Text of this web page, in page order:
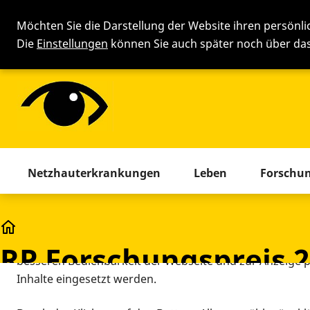
Möchten Sie die Darstellung der Website ihren
Die Einstellungen können Sie auch später noch über
Menü mit allen Seiten.
Netzhauterkrankungen Leben
RP Forschungspreis
Cookie-
besseren Bedienbarkeit der Webseite und zur Anzeige
Inhalte eingesetzt werden.